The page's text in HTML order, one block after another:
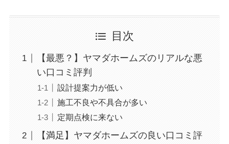
目次
【最悪？】ヤマダホームズのリアルな悪
い口コミ評判
設計提案力が低い
施工不良や不具合が多い
定期点検に来ない
【満足】ヤマダホームズの良い口コミ評